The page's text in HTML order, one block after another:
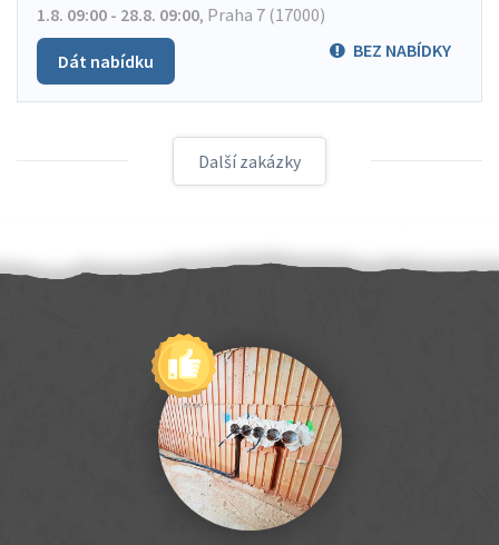
1.8. 09:00 - 28.8. 09:00, Praha 7 (17000)
BEZ NABÍDKY
Dát nabídku
Další zakázky